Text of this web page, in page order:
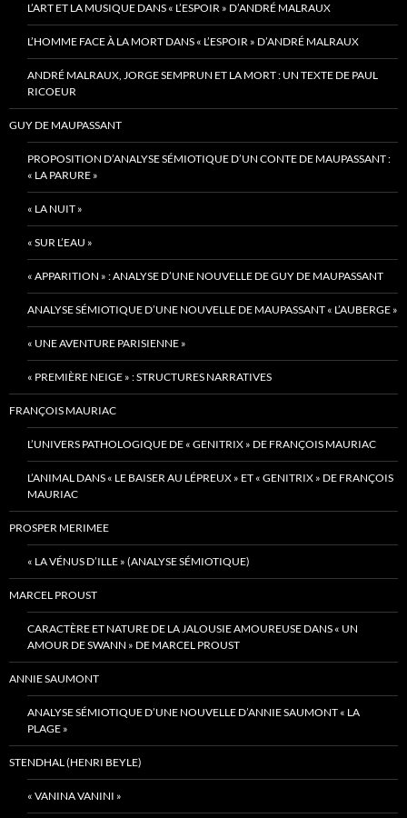
L’ART ET LA MUSIQUE DANS « L’ESPOIR » D’ANDRÉ MALRAUX
L’HOMME FACE À LA MORT DANS « L’ESPOIR » D’ANDRÉ MALRAUX
ANDRÉ MALRAUX, JORGE SEMPRUN ET LA MORT : UN TEXTE DE PAUL
RICOEUR
GUY DE MAUPASSANT
PROPOSITION D’ANALYSE SÉMIOTIQUE D’UN CONTE DE MAUPASSANT :
« LA PARURE »
« LA NUIT »
« SUR L’EAU »
« APPARITION » : ANALYSE D’UNE NOUVELLE DE GUY DE MAUPASSANT
ANALYSE SÉMIOTIQUE D’UNE NOUVELLE DE MAUPASSANT « L’AUBERGE »
« UNE AVENTURE PARISIENNE »
« PREMIÈRE NEIGE » : STRUCTURES NARRATIVES
FRANÇOIS MAURIAC
L’UNIVERS PATHOLOGIQUE DE « GENITRIX » DE FRANÇOIS MAURIAC
L’ANIMAL DANS « LE BAISER AU LÉPREUX » ET « GENITRIX » DE FRANÇOIS
MAURIAC
PROSPER MERIMEE
« LA VÉNUS D’ILLE » (ANALYSE SÉMIOTIQUE)
MARCEL PROUST
CARACTÈRE ET NATURE DE LA JALOUSIE AMOUREUSE DANS « UN
AMOUR DE SWANN » DE MARCEL PROUST
ANNIE SAUMONT
ANALYSE SÉMIOTIQUE D’UNE NOUVELLE D’ANNIE SAUMONT « LA
PLAGE »
STENDHAL (HENRI BEYLE)
« VANINA VANINI »